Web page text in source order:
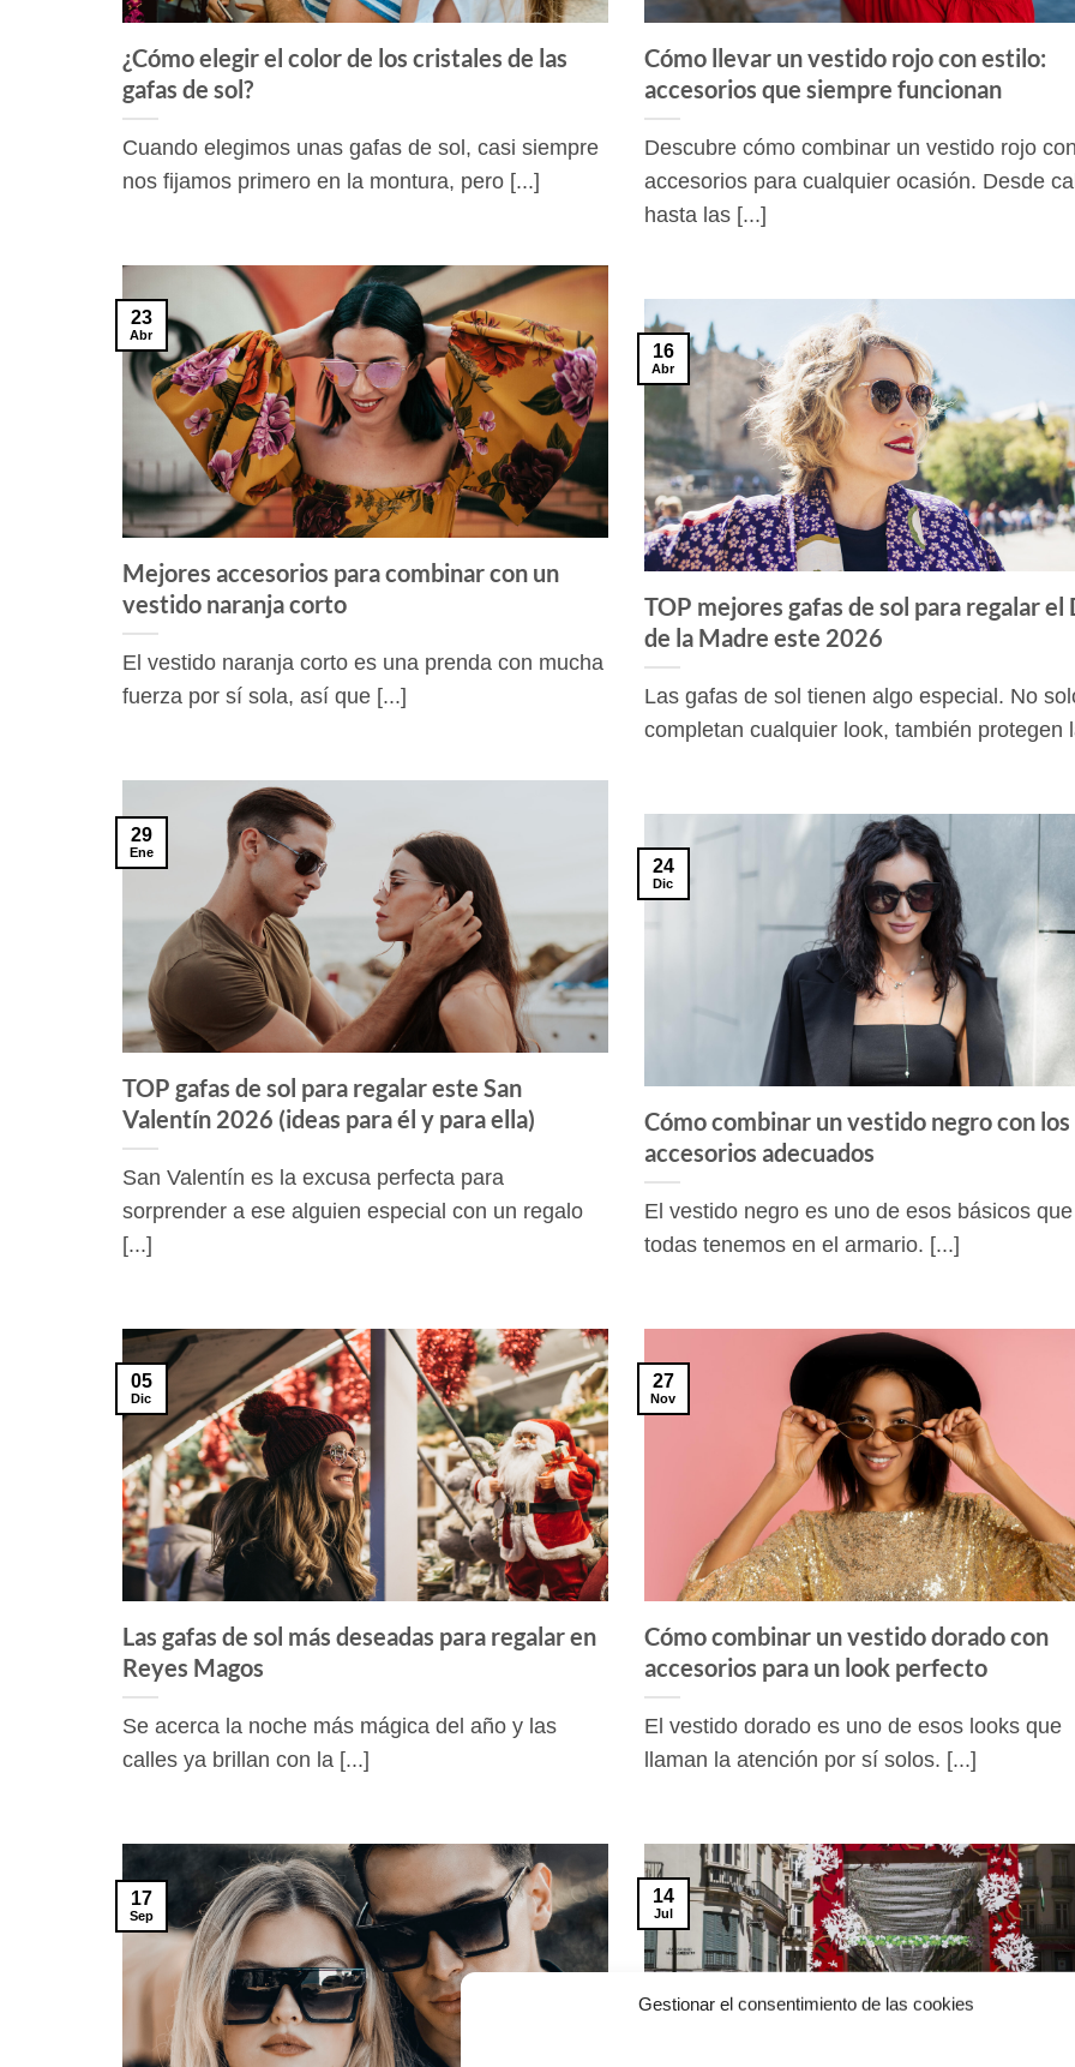
Gestionar el consentimiento de las cookies
¿Cómo elegir el color de los cristales de las
gafas de sol?
Cuando elegimos unas gafas de sol, casi siempre
nos fijamos primero en la montura, pero [...]
Cómo llevar un vestido rojo con estilo:
accesorios que siempre funcionan
Descubre cómo combinar un vestido rojo con
accesorios para cualquier ocasión. Desde
hasta las [...]
Mejores accesorios para combinar con un
vestido naranja corto
El vestido naranja corto es una prenda con mucha
fuerza por sí sola, así que [...]
23
Abr
TOP mejores gafas de sol para regalar el
de la Madre este 2026
Las gafas de sol tienen algo especial. No
completan cualquier look, también protegen
16
Abr
TOP gafas de sol para regalar este San
Valentín 2026 (ideas para él y para ella)
San Valentín es la excusa perfecta para
sorprender a ese alguien especial con un regalo
[...]
29
Ene
Cómo combinar un vestido negro con los
accesorios adecuados
El vestido negro es uno de esos básicos
todas tenemos en el armario. [...]
24
Dic
Las gafas de sol más deseadas para regalar en
Reyes Magos
Se acerca la noche más mágica del año y las
calles ya brillan con la [...]
05
Dic
Cómo combinar un vestido dorado con
accesorios para un look perfecto
El vestido dorado es uno de esos looks que
llaman la atención por sí solos. [...]
27
Nov
17
Sep
14
Jul